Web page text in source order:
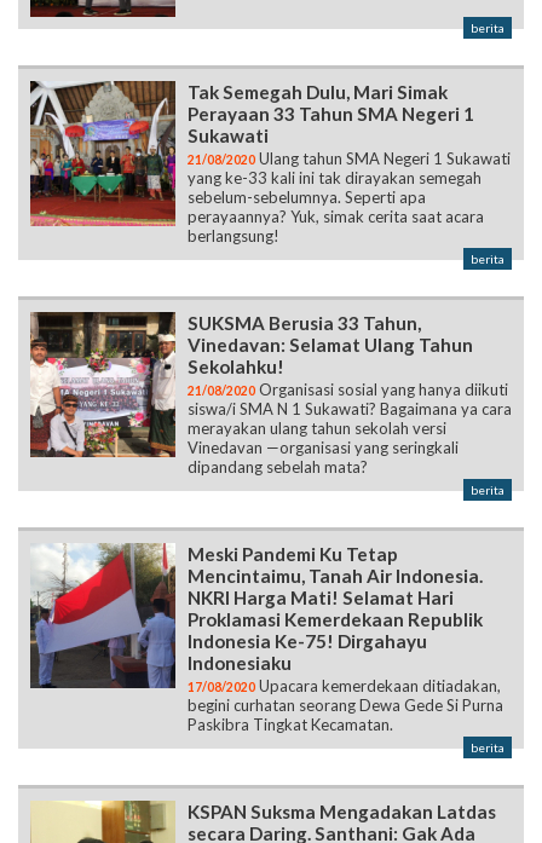
berita
Tak Semegah Dulu, Mari Simak
Perayaan 33 Tahun SMA Negeri 1
Sukawati
21/08/2020 Ulang tahun SMA Negeri 1 Sukawati
yang ke-33 kali ini tak dirayakan semegah
sebelum-sebelumnya. Seperti apa
perayaannya? Yuk, simak cerita saat acara
berlangsung!
berita
SUKSMA Berusia 33 Tahun,
Vinedavan: Selamat Ulang Tahun
Sekolahku!
21/08/2020 Organisasi sosial yang hanya diikuti
siswa/i SMA N 1 Sukawati? Bagaimana ya cara
merayakan ulang tahun sekolah versi
Vinedavan —organisasi yang seringkali
dipandang sebelah mata?
berita
Meski Pandemi Ku Tetap
Mencintaimu, Tanah Air Indonesia.
NKRI Harga Mati! Selamat Hari
Proklamasi Kemerdekaan Republik
Indonesia Ke-75! Dirgahayu
Indonesiaku
17/08/2020 Upacara kemerdekaan ditiadakan,
begini curhatan seorang Dewa Gede Si Purna
Paskibra Tingkat Kecamatan.
berita
KSPAN Suksma Mengadakan Latdas
secara Daring. Santhani: Gak Ada